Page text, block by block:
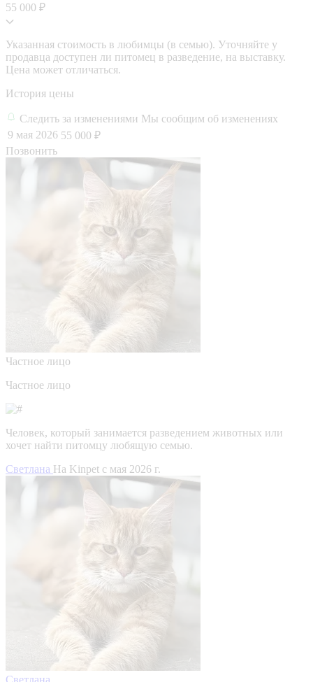
55 000 ₽
Указанная стоимость в любимцы (в семью). Уточняйте у
продавца доступен ли питомец в разведение, на выставку.
Цена может отличаться.
История цены
Следить за изменениями Мы сообщим об изменениях
9 мая 2026 55 000 ₽
Позвонить
Частное лицо
Частное лицо
Человек, который занимается разведением животных или
хочет найти питомцу любящую семью.
Светлана На Kinpet c мая 2026 г.
Светлана